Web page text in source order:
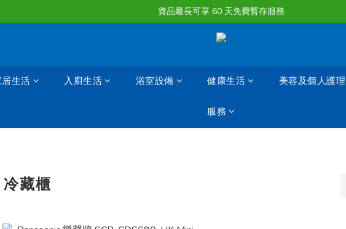
購物滿淨值HK $1500或以上 , 即可享一次免費標準送貨服務。
貨品最長可享 60 天免費暫存服務
購物滿淨值HK $1500或以上 , 即可享一次免費標準送貨服務。
生活 入廚生活 浴室設備 健康生活 美容及個人護理
服務
冷藏櫃